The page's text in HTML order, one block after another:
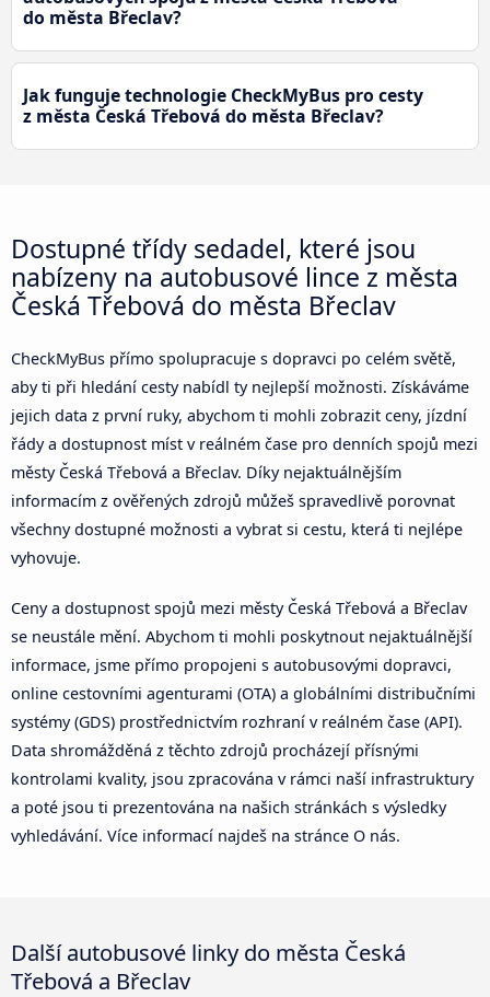
do města Břeclav?
Jak funguje technologie CheckMyBus pro cesty
z města Česká Třebová do města Břeclav?
Dostupné třídy sedadel, které jsou
nabízeny na autobusové lince z města
Česká Třebová do města Břeclav
CheckMyBus přímo spolupracuje s dopravci po celém světě,
aby ti při hledání cesty nabídl ty nejlepší možnosti. Získáváme
jejich data z první ruky, abychom ti mohli zobrazit ceny, jízdní
řády a dostupnost míst v reálném čase pro denních spojů mezi
městy Česká Třebová a Břeclav. Díky nejaktuálnějším
informacím z ověřených zdrojů můžeš spravedlivě porovnat
všechny dostupné možnosti a vybrat si cestu, která ti nejlépe
vyhovuje.
Ceny a dostupnost spojů mezi městy Česká Třebová a Břeclav
se neustále mění. Abychom ti mohli poskytnout nejaktuálnější
informace, jsme přímo propojeni s autobusovými dopravci,
online cestovními agenturami (OTA) a globálními distribučními
systémy (GDS) prostřednictvím rozhraní v reálném čase (API).
Data shromážděná z těchto zdrojů procházejí přísnými
kontrolami kvality, jsou zpracována v rámci naší infrastruktury
a poté jsou ti prezentována na našich stránkách s výsledky
vyhledávání. Více informací najdeš na stránce O nás.
Další autobusové linky do města Česká
Třebová a Břeclav